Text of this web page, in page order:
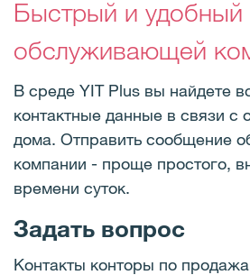
Быстрый и удобный
обслуживающей
В среде YIT Plus вы найдете
контактные данные в связи с
дома. Отправить сообщение
компании - проще простого,
времени суток.
Задать вопрос
Контакты конторы по